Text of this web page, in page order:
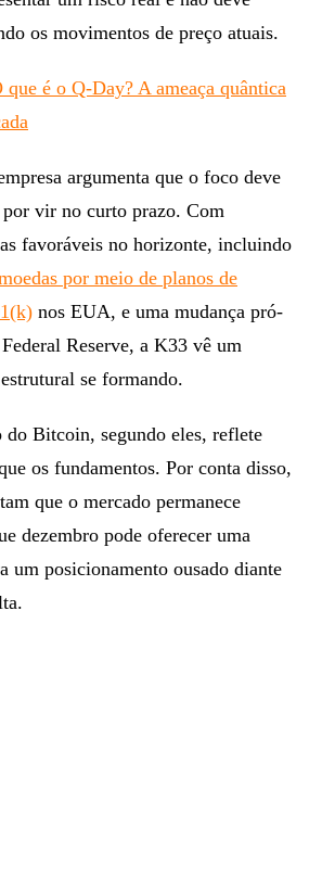
os movimentos de preço atuais.
que é o Q-Day? A ameaça quântica
argumenta que o foco deve
por vir no curto prazo. Com
favoráveis ​​no horizonte, incluindo
por meio de planos de
nos EUA, e uma mudança pró-
Reserve, a K33 vê um
se formando.
do Bitcoin, segundo eles, reflete
os fundamentos. Por conta disso,
que o mercado permanece
dezembro pode oferecer uma
um posicionamento ousado diante